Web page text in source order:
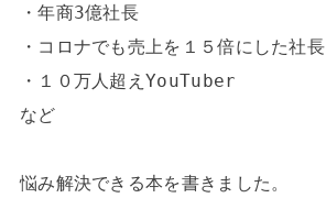
・年商3億社長
・コロナでも売上を１５倍にした社長
・１０万人超えYouTuber
など
悩み解決できる本を書きました。